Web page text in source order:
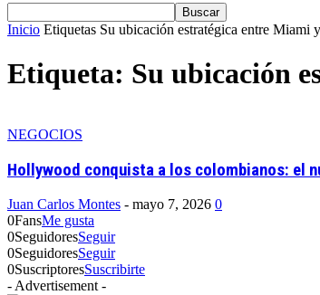
Inicio Etiquetas Su ubicación estratégica entre Miami
Etiqueta: Su ubicación
NEGOCIOS
Hollywood conquista a los colombianos: el
Juan Carlos Montes - mayo 7, 2026 0
0FansMe gusta
0SeguidoresSeguir
0SeguidoresSeguir
0SuscriptoresSuscribirte
- Advertisement -